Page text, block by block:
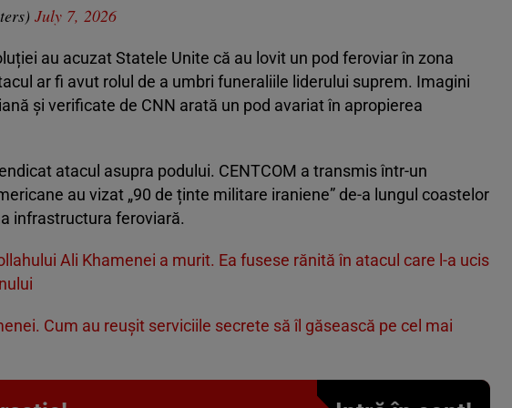
July 7, 2026
au acuzat Statele Unite că au lovit un pod feroviar în zona
ar fi avut rolul de a umbri funeraliile liderului suprem. Imagini
și verificate de CNN arată un pod avariat în apropierea
atacul asupra podului. CENTCOM a transmis într-un
au vizat „90 de ținte militare iraniene” de-a lungul coastelor
infrastructura feroviară.
Ali Khamenei a murit. Ea fusese rănită în atacul care l-a ucis
Cum au reușit serviciile secrete să îl găsească pe cel mai